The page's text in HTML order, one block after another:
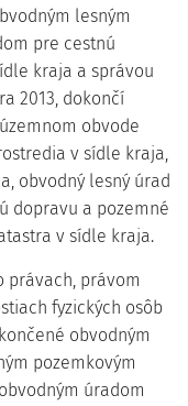
lesným
pre cestnú
kraja a správou
2013, dokončí
obvode
v sídle kraja,
obvodný lesný úrad
dopravu a pozemné
v sídle kraja.
právach, právom
fyzických osôb
obvodným
pozemkovým
úradom